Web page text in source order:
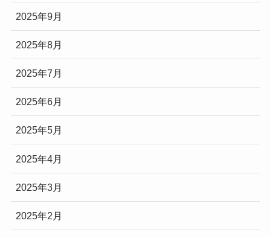
2025年9月
2025年8月
2025年7月
2025年6月
2025年5月
2025年4月
2025年3月
2025年2月